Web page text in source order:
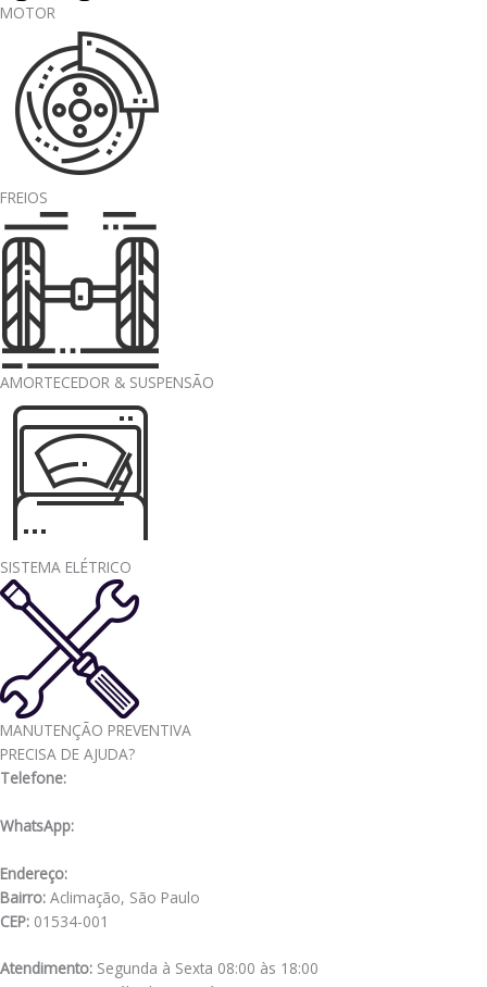
MOTOR
FREIOS
AMORTECEDOR & SUSPENSÃO
SISTEMA ELÉTRICO
MANUTENÇÃO PREVENTIVA
PRECISA DE AJUDA?
Telefone:
WhatsApp:
Endereço:
Bairro: Aclimação, São Paulo
CEP: 01534-001
Atendimento: Segunda à Sexta 08:00 às 18:00